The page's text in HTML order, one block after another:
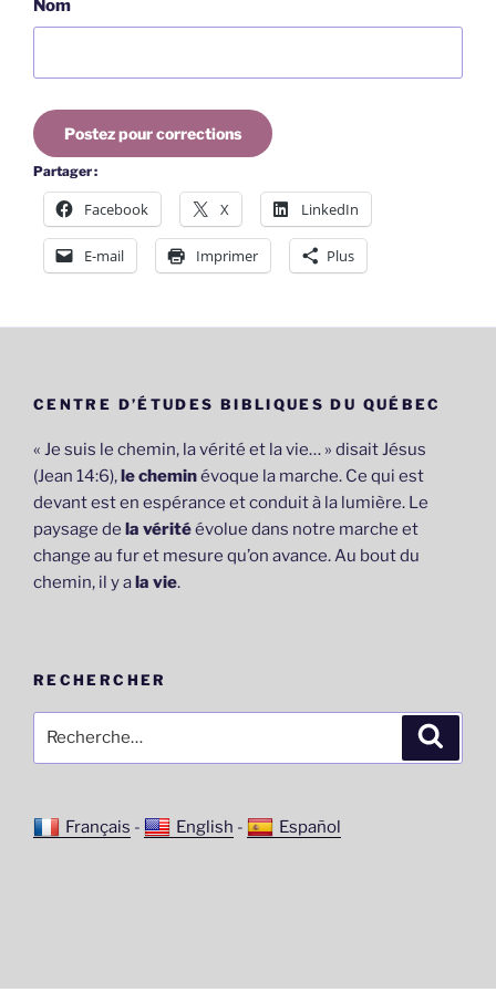
Nom
Postez pour corrections
Partager :
Facebook X LinkedIn
E-mail Imprimer Plus
CENTRE D’ÉTUDES BIBLIQUES DU QUÉBEC
« Je suis le chemin, la vérité et la vie… » disait Jésus
(Jean 14:6),le cheminévoque la marche. Ce qui est
devant est en espérance et conduit à la lumière. Le
paysage de la véritéévolue dans notre marche et
change au fur et mesure qu’on avance. Au bout du
chemin, il y ala vie.
RECHERCHER
pour
Français - English - Español